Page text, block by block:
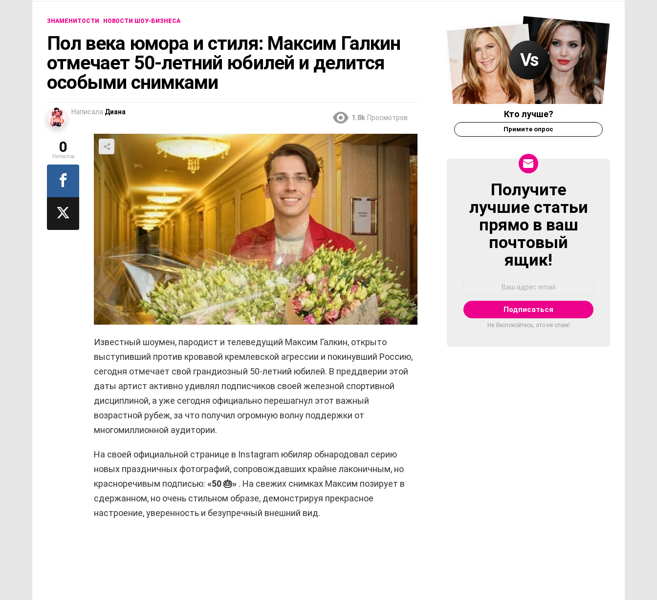
ЗНАМЕНИТОСТИ НОВОСТИ ШОУ-БИЗНЕСА
Пол века юмора и стиля: Максим Галкин
отмечает 50-летний юбилей и делится
особыми снимками
Написала Диана
1.8k Просмотров
Известный шоумен, пародист и телеведущий Максим Галкин, открыто
выступивший против кровавой кремлевской агрессии и покинувший Россию,
сегодня отмечает свой грандиозный 50-летний юбилей. В преддверии этой
даты артист активно удивлял подписчиков своей железной спортивной
дисциплиной, а уже сегодня официально перешагнул этот важный
возрастной рубеж, за что получил огромную волну поддержки от
многомиллионной аудитории.
На своей официальной странице в Instagram юбиляр обнародовал серию
новых праздничных фотографий, сопровождавших крайне лаконичным, но
красноречивым подписью: «50 🎂» . На свежих снимках Максим позирует в
сдержанном, но очень стильном образе, демонстрируя прекрасное
настроение, уверенность и безупречный внешний вид.
0
Репостов
Кто лучше?
Примите опрос
NEWSLETTER
Получите
лучшие статьи
прямо в ваш
почтовый
ящик!
Не беспокойтесь, это не спам!